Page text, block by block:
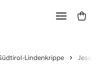
Lindenkrippe